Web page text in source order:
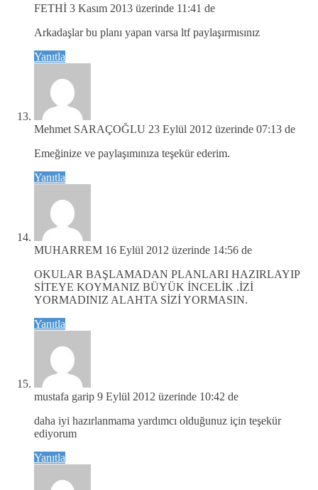
FETHİ 3 Kasım 2013 üzerinde 11:41 de
Arkadaşlar bu planı yapan varsa ltf paylaşırmısınız
Yanıtla
Mehmet SARAÇOĞLU 23 Eylül 2012 üzerinde 07:13 de
Emeğinize ve paylaşımınıza teşekür ederim.
Yanıtla
MUHARREM 16 Eylül 2012 üzerinde 14:56 de
OKULAR BAŞLAMADAN PLANLARI HAZIRLAYIP
SİTEYE KOYMANIZ BÜYÜK İNCELİK .İZİ
YORMADINIZ ALAHTA SİZİ YORMASIN.
Yanıtla
mustafa garip 9 Eylül 2012 üzerinde 10:42 de
daha iyi hazırlanmama yardımcı olduğunuz için teşekür
ediyorum
Yanıtla